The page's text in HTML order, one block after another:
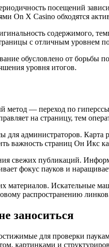
посещений
On X Casino обходятся
содержимого,
с отличным уровнем
обусловлено от борьбы
уровня итогов.
— переход по
на страницу, тем
администраторов.
важность страниц Он Икс
свежих публикаций.
фокус пауков и
материалов. Искательные
распространению
заноситься
для проверки
картинками и